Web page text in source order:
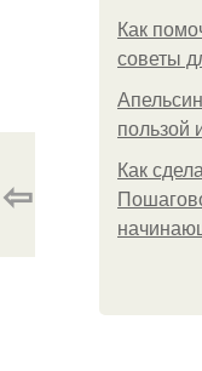
Как
советы
пользой
Как
⇦